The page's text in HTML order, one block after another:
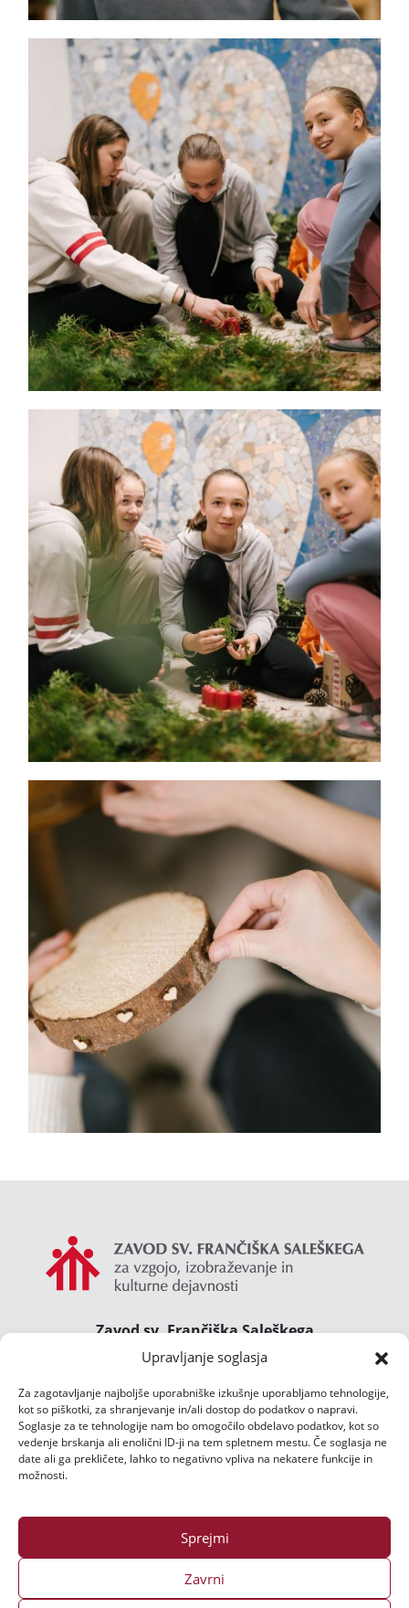
Upravljanje soglasja
Za zagotavljanje najboljše uporabniške izkušnje uporabljamo tehnologije,
kot so piškotki, za shranjevanje in/ali dostop do podatkov o napravi.
Soglasje za te tehnologije nam bo omogočilo obdelavo podatkov, kot so
vedenje brskanja ali enolični ID-ji na tem spletnem mestu. Če soglasja ne
date ali ga prekličete, lahko to negativno vpliva na nekatere funkcije in
možnosti.
Sprejmi
Zavrni
Zavod sv. Frančiška Saleškega
Gimnazija Želimlje ° Dom Janeza Boska ° Majcnov
Želimlje 46, 1291 Škofljica
TEL.:01/47 02 111
E-POŠTA: djb@zelimlje.si
Varstvo podatkov